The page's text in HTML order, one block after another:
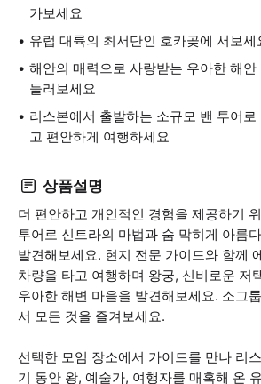
가보세요
유럽 대륙의 최서단인 호카곶에 서보세
해안의 매력으로 사랑받는 우아한 해
둘러보세요
리스본에서 출발하는 소규모 밴 투어
고 편안하게 여행하세요
상품설명
더 편안하고 개인적인 경험을 제공하기
투어로 신트라의 마법과 숨 막히게 아름
발견해보세요. 현지 전문 가이드와 함께
차량을 타고 여행하며 왕궁, 신비로운 저
우아한 해변 마을을 발견해보세요. 소그
서 모든 것을 즐겨보세요.
선택한 모임 장소에서 가이드를 만나 리
기 동안 왕, 예술가, 여행자를 매혹해 온